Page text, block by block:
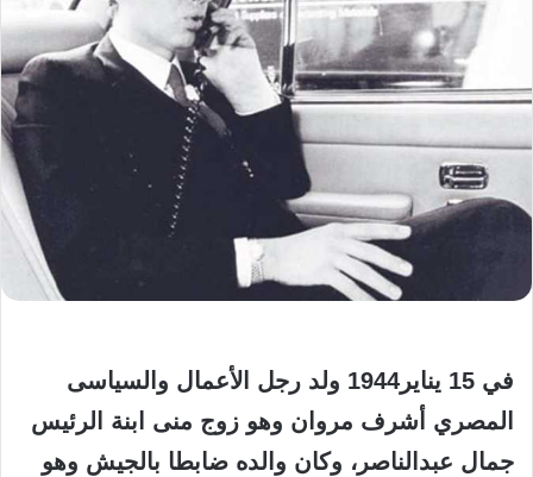
في ‌‌15‌‌ يناير‌‌1944‌‌ ولد رجل الأعمال والسياسى
المصري أشرف مروان وهو زوج منى ابنة الرئيس
جمال‌‌ عبدالناصر، وكان والده ضابطا بالجيش وهو